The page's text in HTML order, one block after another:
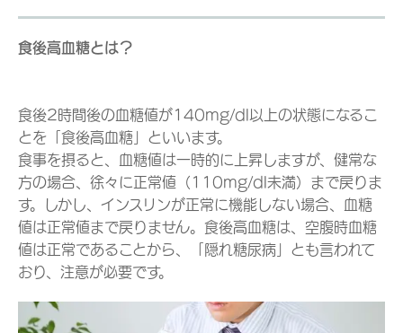
食後高血糖とは？
食後2時間後の血糖値が140mg/dl以上の状態になるこ
とを「食後高血糖」といいます。
食事を摂ると、血糖値は一時的に上昇しますが、健常な
方の場合、徐々に正常値（110mg/dl未満）まで戻りま
す。しかし、インスリンが正常に機能しない場合、血糖
値は正常値まで戻りません。食後高血糖は、空腹時血糖
値は正常であることから、「隠れ糖尿病」とも言われて
おり、注意が必要です。